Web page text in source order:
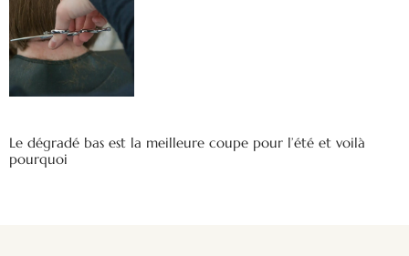
Le dégradé bas est la meilleure coupe pour l’été et voilà
pourquoi